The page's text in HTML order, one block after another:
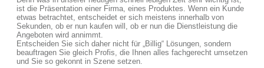
ist die Präsentation einer Firma, eines Produktes. Wenn ein Kunde
etwas betrachtet, entscheidet er sich meistens innerhalb von
Sekunden, ob er nun kaufen will, ob er nun die Dienstleistung die
Angeboten wird annimmt.
Entscheiden Sie sich daher nicht für „Billig“ Lösungen, sondern
beauftragen Sie gleich Profis, die Ihnen alles fachgerecht umsetzen
und Sie so gekonnt in Szene setzen.